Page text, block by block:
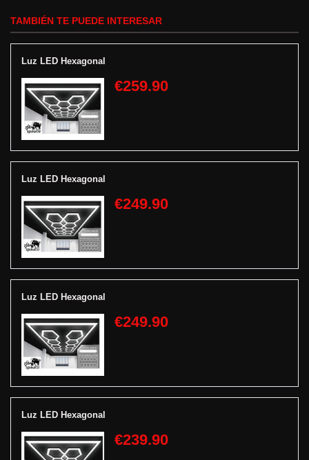
TAMBIÉN TE PUEDE INTERESAR
Luz LED Hexagonal
€259.90
Luz LED Hexagonal
€249.90
Luz LED Hexagonal
€249.90
Luz LED Hexagonal
€239.90